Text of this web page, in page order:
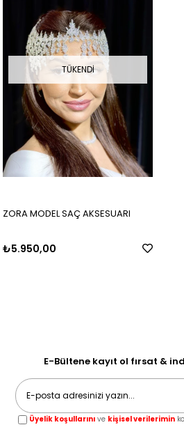
TÜKENDI
ZORA MODEL SAÇ AKSESUARI
₺5.950,00
E-Bültene kayıt ol fırsat &
Üyelik koşullarını ve kişisel verilerimin